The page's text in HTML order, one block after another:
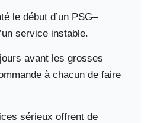
le début d’un PSG–
service instable.
avant les grosses
à chacun de faire
sérieux offrent de